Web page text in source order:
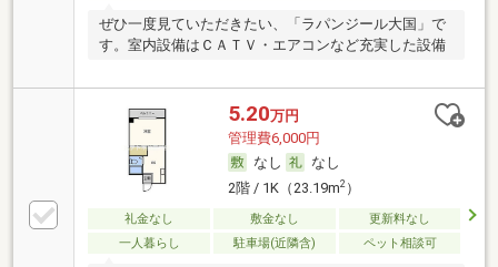
ぜひ一度見ていただきたい、「ラパンジール大国」で
す。室内設備はＣＡＴＶ・エアコンなど充実した設備
5.20万円
管理費6,000円
なし
なし
2階 / 1K（23.19m2）
礼金なし 敷金なし
更新料なし
一人暮らし
駐車場(近隣含) ペット相談可